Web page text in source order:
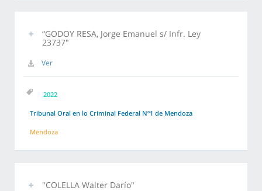
“GODOY RESA, Jorge Emanuel s/ Infr. Ley
23737"
Ver
2022
Tribunal Oral en lo Criminal Federal Nº1 de Mendoza
Mendoza
"COLELLA Walter Darío"